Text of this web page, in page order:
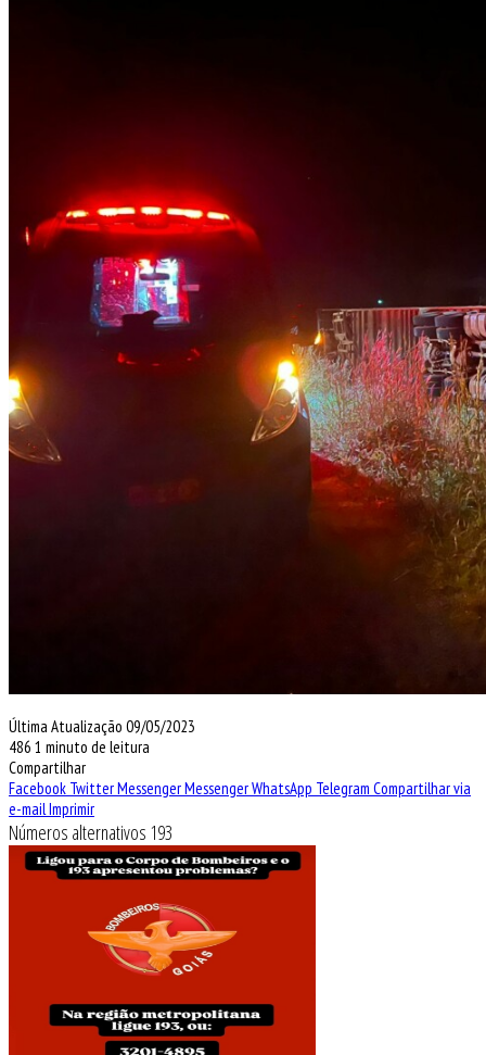
Última Atualização 09/05/2023
486 1 minuto de leitura
Compartilhar
Facebook TwitterMessengerMessengerWhatsApp Telegram Compartilhar via
e-mailImprimir
Números alternativos 193